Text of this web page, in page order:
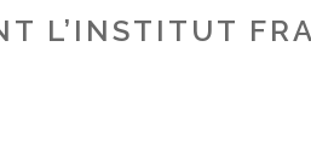
L’INSTITUT